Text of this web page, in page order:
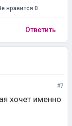
нравится 0
Ответить
#7
хочет именно